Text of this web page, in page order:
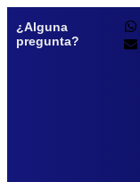
¿Alguna
pregunta?